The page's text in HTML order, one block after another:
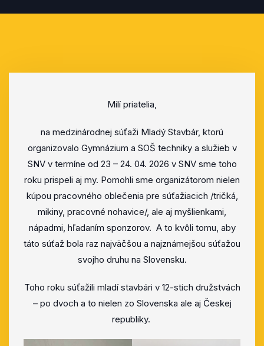
Milí priatelia,
na medzinárodnej súťaži Mladý Stavbár, ktorú
organizovalo Gymnázium a SOŠ techniky a služieb v
SNV v termíne od 23 – 24. 04. 2026 v SNV sme toho
roku prispeli aj my. Pomohli sme organizátorom nielen
kúpou pracovného oblečenia pre súťažiacich /tričká,
mikiny, pracovné nohavice/, ale aj myšlienkami,
nápadmi, hľadaním sponzorov. A to kvôli tomu, aby
táto súťaž bola raz najväčšou a najznámejšou súťažou
svojho druhu na Slovensku.
Toho roku súťažili mladí stavbári v 12-stich družstvách
– po dvoch a to nielen zo Slovenska ale aj Českej
republiky.